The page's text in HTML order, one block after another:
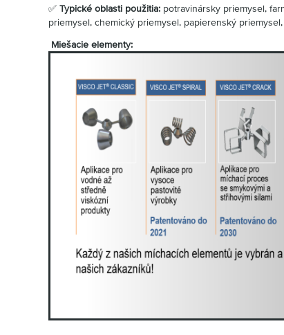
✅ Typické oblasti použitia: potravinársky priemysel,
priemysel, chemický priemysel, papierenský
Miešacie elementy: